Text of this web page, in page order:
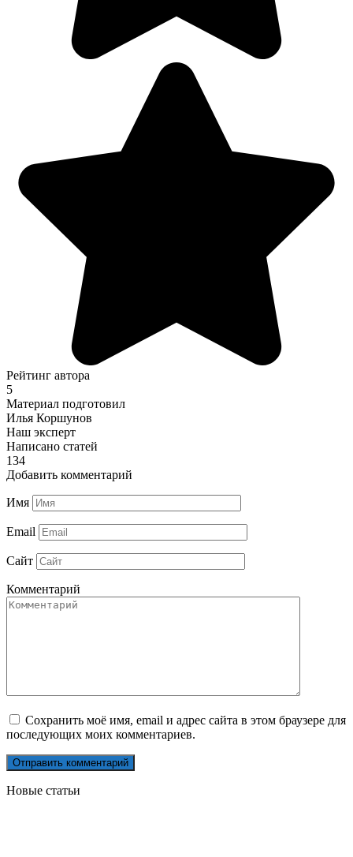
Рейтинг автора
5
Материал подготовил
Илья Коршунов
Наш эксперт
Написано статей
134
Добавить комментарий
Имя
Email
Сайт
Комментарий
Сохранить моё имя, email и адрес сайта в этом браузере для
последующих моих комментариев.
Новые статьи